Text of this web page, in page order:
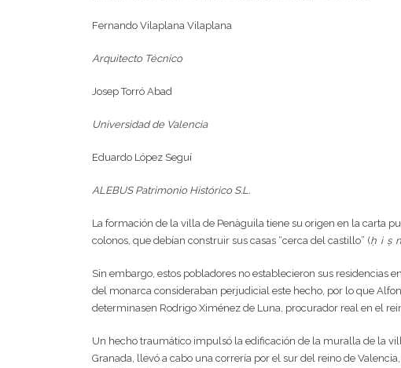
Fernando Vilaplana Vilaplana
Arquitecto Técnico
Josep Torró Abad
Universidad de Valencia
Eduardo López Seguí
ALEBUS Patrimonio Histórico S.L.
La formación de la villa de Penàguila tiene su origen en la carta
colonos, que debían construir sus casas “cerca del castillo” (ḥ i ṣ n
Sin embargo, estos pobladores no establecieron sus residencias
del monarca consideraban perjudicial este hecho, por lo que
determinasen Rodrigo Ximénez de Luna, procurador real en el
Un hecho traumático impulsó la edificación de la muralla de la
Granada, llevó a cabo una correría por el sur del reino de